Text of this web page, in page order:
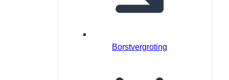
Borstvergroting